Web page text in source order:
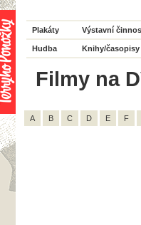
Plakáty Výstavní
Hudba Knihy/časopisy
Filmy na
A B C D E F